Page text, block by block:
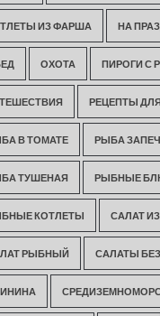
ИЗ ФАРША НА
ОХОТА ПИРОГИ С
РЕЦЕПТЫ
В ТОМАТЕ РЫБА
ТУШЕНАЯ РЫБНЫЕ
КОТЛЕТЫ САЛАТ
РЫБНЫЙ САЛАТЫ